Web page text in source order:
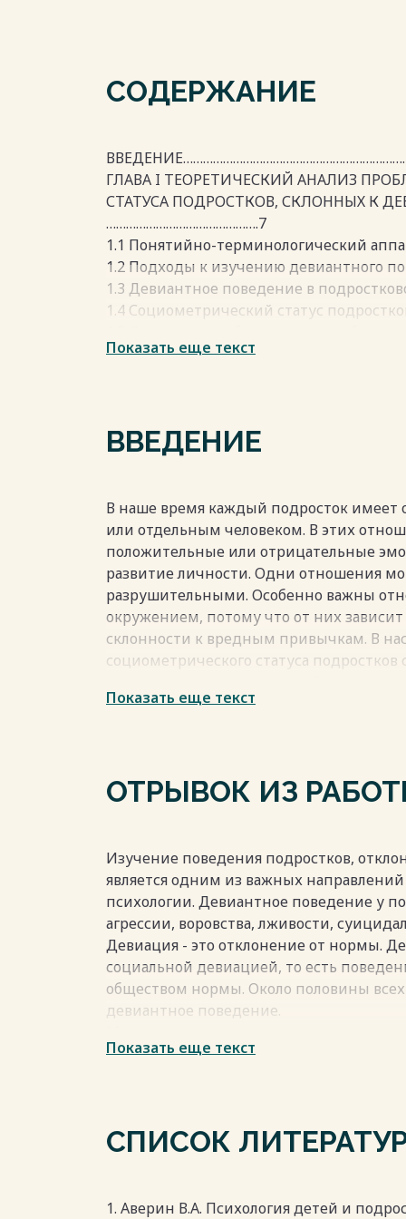
СОДЕРЖАНИЕ
ГЛАВА I ТЕОРЕТИЧЕСКИЙ АНАЛИЗ
СТАТУСА ПОДРОСТКОВ, СКЛОННЫХ К
……………………………………….7
1.1 Понятийно-терминологический
1.2 Подходы к изучению девиантного
1.3 Девиантное поведение в
1.4 Социометрический статус
ГЛАВА II. ЭМПИРИЧЕСКОЕ ИЗУЧЕНИЕ
2.2. Диагностика социометрического
2.3. Выявление связи склонности к
2.4. Основные направления социально-
девиантного поведения подростков
социометрического
СПИСОК ИСПОЛЬЗОВАННЫХ
Весь текст будет доступенпосле
Показать еще текст
ВВЕДЕНИЕ
В наше время каждый подросток имеет
или отдельным человеком. В этих
положительные или отрицательные
развитие личности. Одни отношения
разрушительными. Особенно важны
окружением, потому что от них
склонности к вредным привычкам. В
социометрического статуса
привычки, поэтому важно исследовать
Весь текст будет доступенпосле
Показать еще текст
ОТРЫВОК ИЗ
Изучение поведения подростков,
является одним из важных
психологии. Девиантное поведение у
агрессии, воровства, лживости,
Девиация - это отклонение от нормы.
социальной девиацией, то есть
обществом нормы. Около половины
девиантное поведение.
которое не соответствует
Весь текст будет доступенпосле
Показать еще текст
СПИСОК
1. Аверин В.А. Психология детей и